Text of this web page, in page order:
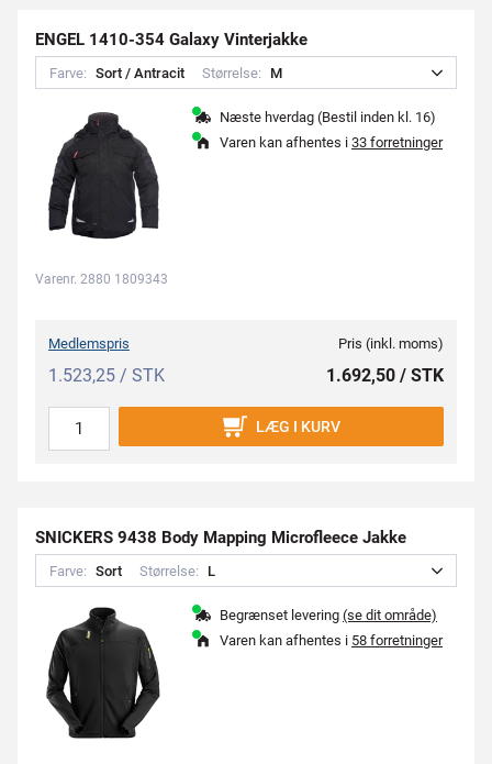
ENGEL 1410-354 Galaxy Vinterjakke
Farve: Sort / Antracit Størrelse: M
Næste hverdag (Bestil inden kl. 16)
Varen kan afhentes i 33 forretninger
Varenr. 2880 1809343
Medlemspris
1.523,25 / STK
Pris (inkl. moms)
1.692,50 / STK
LÆG I KURV
SNICKERS 9438 Body Mapping Microfleece Jakke
Farve: Sort Størrelse: L
Begrænset levering (se dit område)
Varen kan afhentes i 58 forretninger